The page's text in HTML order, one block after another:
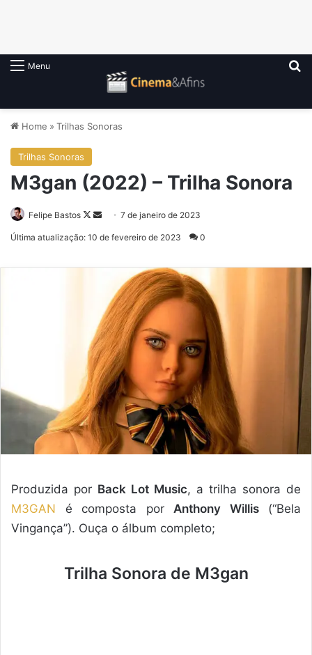
Menu
Home » Trilhas Sonoras
Trilhas Sonoras
M3gan (2022) – Trilha Sonora
Felipe Bastos
Follow
Mande
mail
7 de janeiro de 2023
Última atualização: 10 de fevereiro de 2023 0
Produzida por Back Lot Music, a trilha sonora de
M3GAN é composta por Anthony Willis(“Bela
Vingança”). Ouça o álbum completo;
Trilha Sonora de M3gan